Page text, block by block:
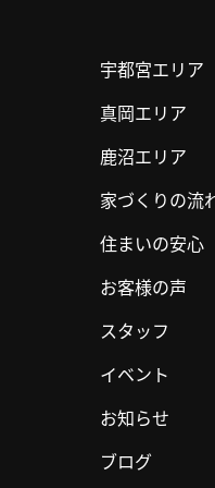
宇都宮エリア
真岡エリア
鹿沼エリア
家づくりの流
住まいの安心
お客様の声
スタッフ
イベント
お知らせ
ブログ